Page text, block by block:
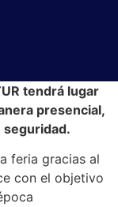
tendrá lugar
presencial,
seguridad.
feria gracias al
con el objetivo